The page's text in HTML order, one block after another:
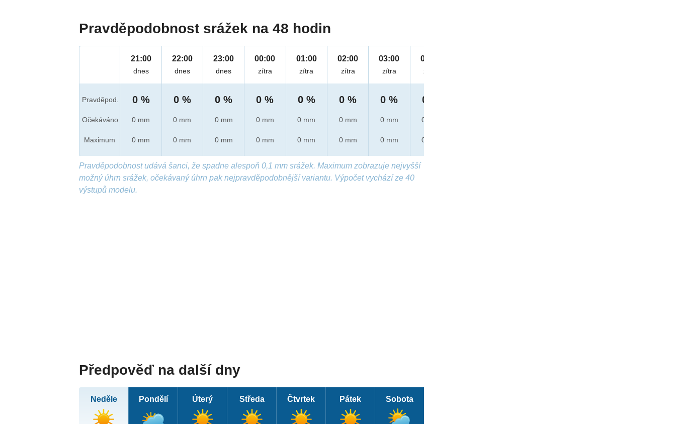
Pravděpodobnost srážek na 48 hodin
Pravděpod.
Očekáváno
Maximum
21:00
dnes
0 %
0 mm
0 mm
22:00
dnes
0 %
0 mm
0 mm
23:00
dnes
0 %
0 mm
0 mm
00:00
zítra
0 %
0 mm
0 mm
01:00
zítra
0 %
0 mm
0 mm
02:00
zítra
0 %
0 mm
0 mm
03:00
zítra
0 %
0 mm
0 mm
04:00
zítra
0 %
0 mm
0 mm
Pravděpodobnost udává šanci, že spadne alespoň 0,1 mm srážek. Maximum zobrazuje nejvyšší
možný úhrn srážek, očekávaný úhrn pak nejpravděpodobnější variantu. Výpočet vychází ze 40
výstupů modelu.
Předpověď na další dny
Neděle Pondělí Úterý Středa Čtvrtek Pátek Sobota